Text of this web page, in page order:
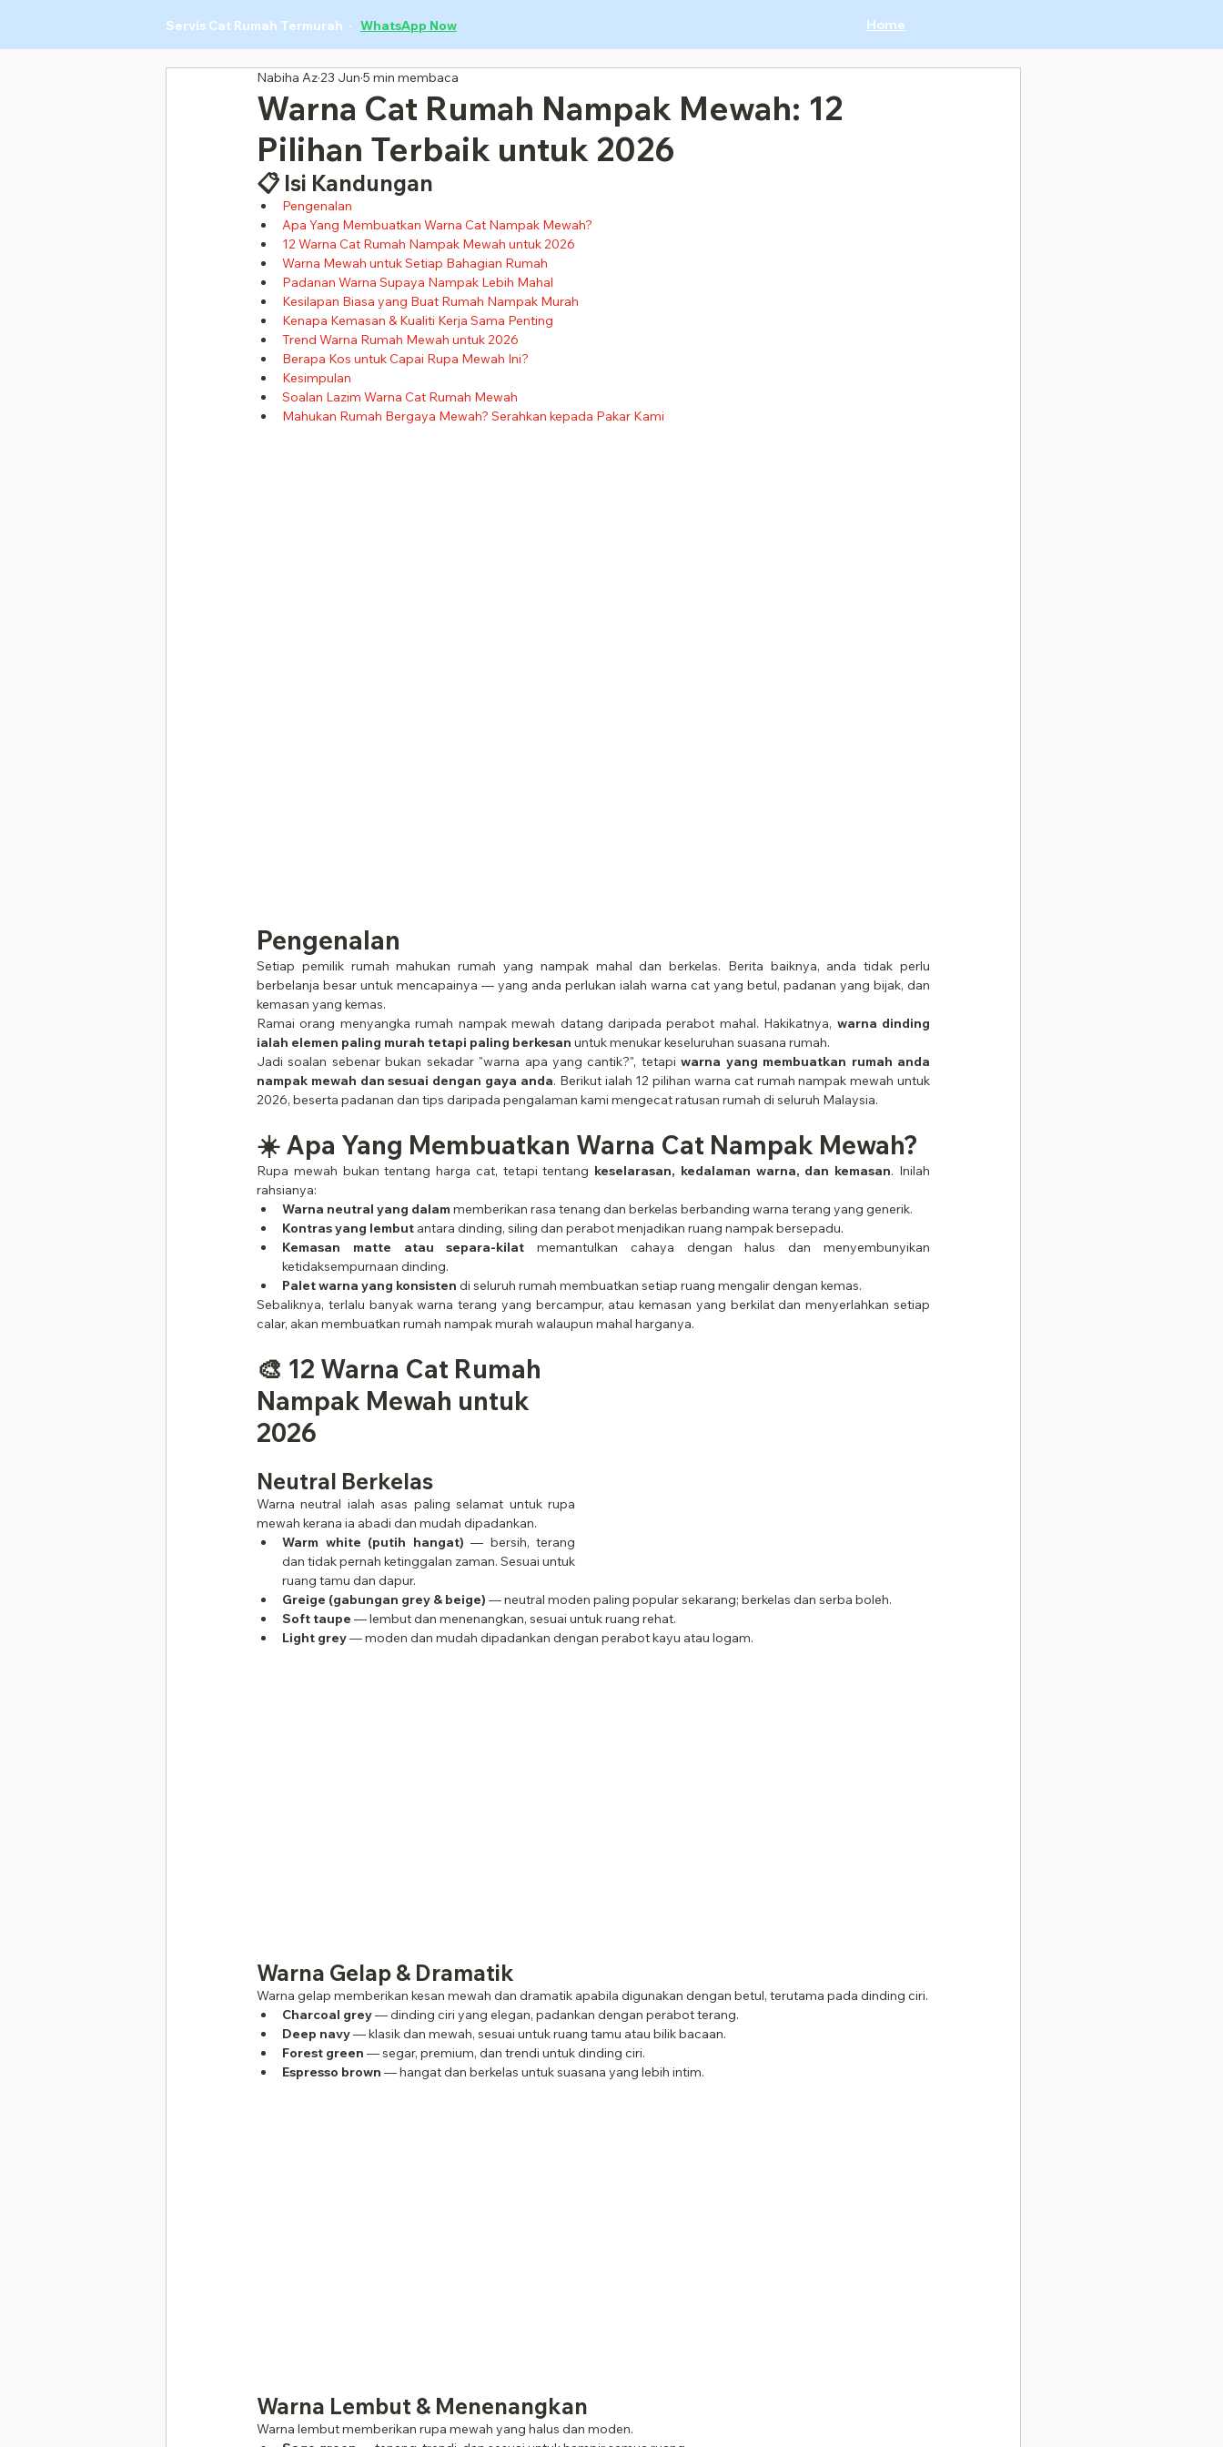
Servis Cat Rumah Termurah · WhatsApp Now Home
Warna Cat Rumah Nampak Mewah: 12
Pilihan Terbaik untuk 2026
Nabiha Az23 Jun 5 min membaca
📋 Isi Kandungan
Pengenalan
Apa Yang Membuatkan Warna Cat Nampak Mewah?
12 Warna Cat Rumah Nampak Mewah untuk 2026
Warna Mewah untuk Setiap Bahagian Rumah
Padanan Warna Supaya Nampak Lebih Mahal
Kesilapan Biasa yang Buat Rumah Nampak Murah
Kenapa Kemasan & Kualiti Kerja Sama Penting
Trend Warna Rumah Mewah untuk 2026
Berapa Kos untuk Capai Rupa Mewah Ini?
Kesimpulan
Soalan Lazim Warna Cat Rumah Mewah
Mahukan Rumah Bergaya Mewah? Serahkan kepada Pakar Kami
Pengenalan
Setiap pemilik rumah mahukan rumah yang nampak mahal dan berkelas. Berita baiknya, anda tidak perlu
berbelanja besar untuk mencapainya — yang anda perlukan ialah warna cat yang betul, padanan yang bijak, dan
kemasan yang kemas.
Ramai orang menyangka rumah nampak mewah datang daripada perabot mahal. Hakikatnya, warna dinding
ialah elemen paling murah tetapi paling berkesan untuk menukar keseluruhan suasana rumah.
Jadi soalan sebenar bukan sekadar "warna apa yang cantik?", tetapi warna yang membuatkan rumah anda
nampak mewah dan sesuai dengan gaya anda. Berikut ialah 12 pilihan warna cat rumah nampak mewah untuk
2026, beserta padanan dan tips daripada pengalaman kami mengecat ratusan rumah di seluruh Malaysia.
☀️ Apa Yang Membuatkan Warna Cat Nampak Mewah?
Rupa mewah bukan tentang harga cat, tetapi tentang keselarasan, kedalaman warna, dan kemasan. Inilah
rahsianya:
Warna neutral yang dalam memberikan rasa tenang dan berkelas berbanding warna terang yang generik.
Kontras yang lembut antara dinding, siling dan perabot menjadikan ruang nampak bersepadu.
Kemasan matte atau separa-kilat memantulkan cahaya dengan halus dan menyembunyikan
ketidaksempurnaan dinding.
Palet warna yang konsisten di seluruh rumah membuatkan setiap ruang mengalir dengan kemas.
Sebaliknya, terlalu banyak warna terang yang bercampur, atau kemasan yang berkilat dan menyerlahkan setiap
calar, akan membuatkan rumah nampak murah walaupun mahal harganya.
🎨 12 Warna Cat Rumah
Nampak Mewah untuk
2026
Neutral Berkelas
Warna neutral ialah asas paling selamat untuk rupa
mewah kerana ia abadi dan mudah dipadankan.
Warm white (putih hangat) — bersih, terang
dan tidak pernah ketinggalan zaman. Sesuai untuk
ruang tamu dan dapur.
Greige (gabungan grey & beige) — neutral moden paling popular sekarang; berkelas dan serba boleh.
Soft taupe — lembut dan menenangkan, sesuai untuk ruang rehat.
Light grey — moden dan mudah dipadankan dengan perabot kayu atau logam.
Warna Gelap & Dramatik
Warna gelap memberikan kesan mewah dan dramatik apabila digunakan dengan betul, terutama pada dinding ciri.
Charcoal grey — dinding ciri yang elegan, padankan dengan perabot terang.
Deep navy — klasik dan mewah, sesuai untuk ruang tamu atau bilik bacaan.
Forest green — segar, premium, dan trendi untuk dinding ciri.
Espresso brown — hangat dan berkelas untuk suasana yang lebih intim.
Warna Lembut & Menenangkan
Warna lembut memberikan rupa mewah yang halus dan moden.